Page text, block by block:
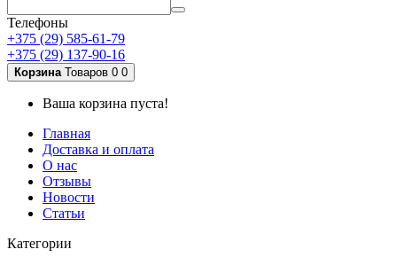
Телефоны
+375 (29) 585-61-79
+375 (29) 137-90-16
Корзина Товаров 0 0
Ваша корзина пуста!
Главная
Доставка и оплата
О нас
Отзывы
Новости
Статьи
Категории